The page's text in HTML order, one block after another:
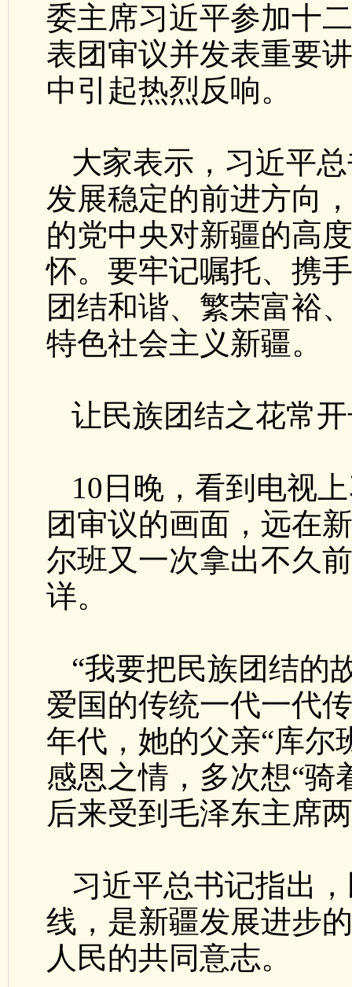
委主席习近平参加十
表团审议并发表重要
中引起热烈反响。
大家表示，习近平
发展稳定的前进方向
的党中央对新疆的高
怀。要牢记嘱托、携
团结和谐、繁荣富裕
特色社会主义新疆。
让民族团结之花常
10日晚，看到电视
团审议的画面，远在
尔班又一次拿出不久
详。
“我要把民族团结的
爱国的传统一代一代
年代，她的父亲“库尔
感恩之情，多次想“骑
后来受到毛泽东主席
习近平总书记指出
线，是新疆发展进步
人民的共同意志。